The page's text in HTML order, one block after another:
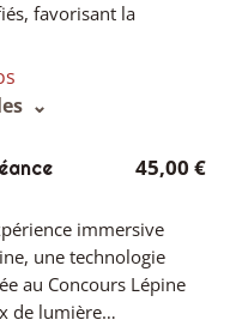
favorisant la
45,00 €
immersive
une technologie
au Concours Lépine
de lumière…